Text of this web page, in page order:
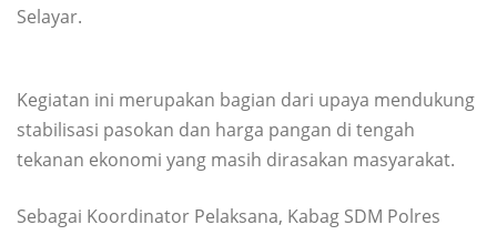
Selayar.
Kegiatan ini merupakan bagian dari upaya mendukung
stabilisasi pasokan dan harga pangan di tengah
tekanan ekonomi yang masih dirasakan masyarakat.
Sebagai Koordinator Pelaksana, Kabag SDM Polres